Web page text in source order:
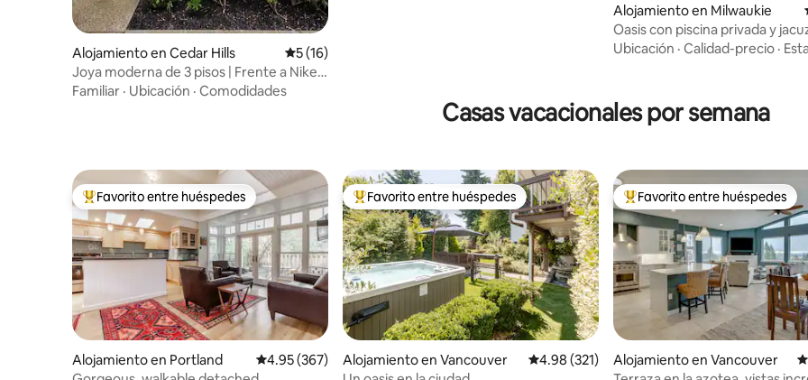
Alojamiento en Cedar Hills Calificación promedio: 5 de 5, 16 reseñas
5 (16)
Joya moderna de 3 pisos | Frente a Nike |
Wifi de 1 GB
Familiar · Ubicación · Comodidades
Alojamiento en Milwaukie
Oasis con piscina privada y
Cowboy Retreat
Ubicación · Calidad-precio ·
Casas vacacionales por semana
Favorito entre huéspedes preferido
Favorito entre huéspedes
Alojamiento en Portland Calificación promedio: 4.95 de 5, 367 reseñas
4.95 (367)
Favorito entre huéspedes preferido
Favorito entre huéspedes
Alojamiento en Vancouver Calificación promedio: 4.98 de 5, 321 reseñas
4.98 (321)
Favorito entre huéspedes
Favorito entre huéspedes
Alojamiento en Vancouver